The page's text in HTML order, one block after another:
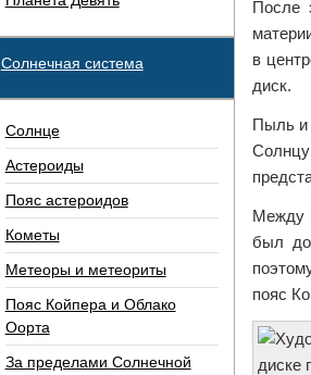
После
в
диск.
Пыль и
Между
был
пояс
Солнечная система
Солнце
Астероиды
Пояс астероидов
Кометы
Метеоры и метеориты
Пояс Койпера и Облако
Оорта
За пределами Солнечной